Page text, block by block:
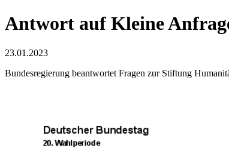
Antwort auf Kleine
23.01.2023
Bundesregierung beantwortet Fragen zur Stiftung